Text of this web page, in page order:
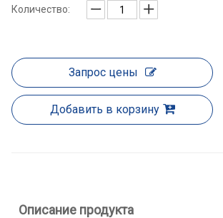
Количество:
Запрос цены
Добавить в корзину
Описание продукта